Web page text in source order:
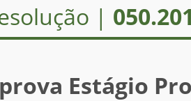
|
Estágio